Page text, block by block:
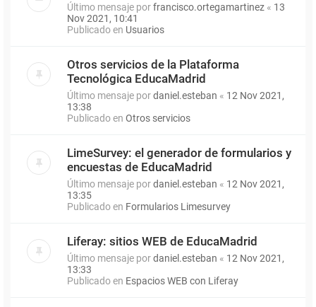
Último mensaje porfrancisco.ortegamartinez « 13
Nov 2021, 10:41
Publicado en Usuarios
Otros servicios de la Plataforma
Tecnológica EducaMadrid
Último mensaje pordaniel.esteban « 12 Nov 2021,
13:38
Publicado en Otros servicios
LimeSurvey: el generador de formularios y
encuestas de EducaMadrid
Último mensaje pordaniel.esteban « 12 Nov 2021,
13:35
Publicado en Formularios Limesurvey
Liferay: sitios WEB de EducaMadrid
Último mensaje pordaniel.esteban « 12 Nov 2021,
13:33
Publicado en Espacios WEB con Liferay